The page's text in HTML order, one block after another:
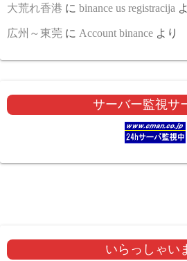
大荒れ香港 に binance us registracija
広州～東莞 に Account binance より
サーバー監視サ
いらっしゃい